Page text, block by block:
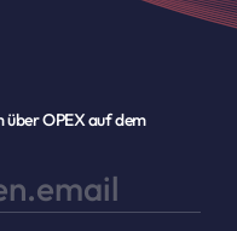
über OPEX auf dem